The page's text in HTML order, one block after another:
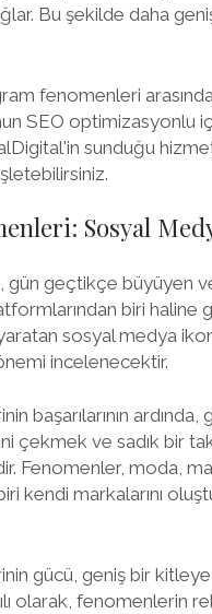
Bu şekilde daha
fenomenleri
SEO
sunduğu
Sosyal
gün geçtikçe büyüyen
biri
sosyal medya
incelenecektir.
başarılarının
çekmek ve sadık bir
Fenomenler, moda,
kendi markalarını
gücü, geniş bir kitleye
olarak, fenomenlerin